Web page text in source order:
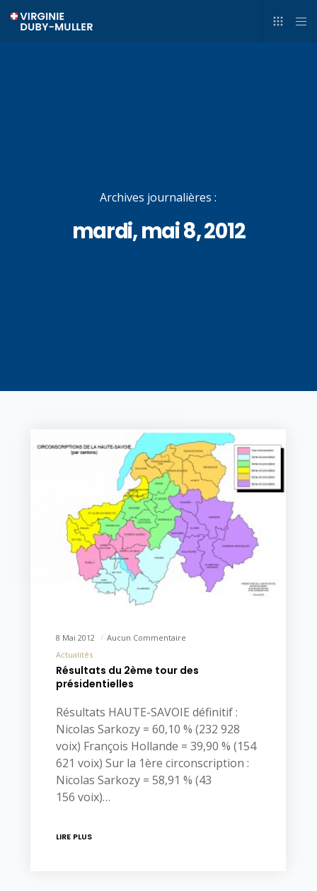
Archives journalières :
mardi, mai 8, 2012
8 Mai 2012
Aucun Commentaire
Actualités
Résultats du 2ème tour des
présidentielles
Résultats HAUTE-SAVOIE définitif :
Nicolas Sarkozy = 60,10 % (232 928
voix) François Hollande = 39,90 % (154
621 voix) Sur la 1ère circonscription :
Nicolas Sarkozy = 58,91 % (43
156 voix)…
LIRE PLUS